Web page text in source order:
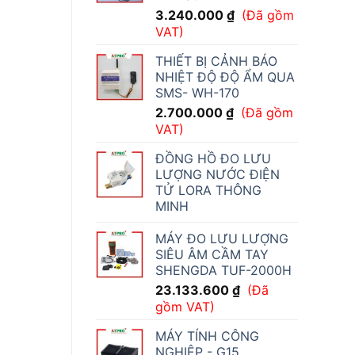
3.240.000 ₫ (Đã gồm
VAT)
THIẾT BỊ CẢNH BÁO
NHIỆT ĐỘ ĐỘ ẨM QUA
SMS- WH-170
2.700.000 ₫ (Đã gồm
VAT)
ĐỒNG HỒ ĐO LƯU
LƯỢNG NƯỚC ĐIỆN
TỬ LORA THÔNG
MINH
MÁY ĐO LƯU LƯỢNG
SIÊU ÂM CẦM TAY
SHENGDA TUF-2000H
23.133.600 ₫ (Đã
gồm VAT)
MÁY TÍNH CÔNG
NGHIỆP - G15